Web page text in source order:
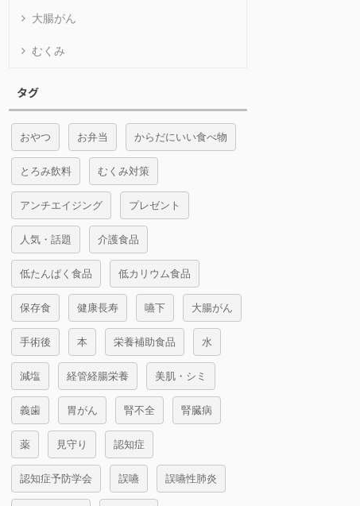
大腸がん
むくみ
タグ
おやつ お弁当 からだにいい食べ物
とろみ飲料 むくみ対策
アンチエイジング プレゼント
人気・話題 介護食品
低たんぱく食品 低カリウム食品
保存食 健康長寿 嚥下 大腸がん
手術後 本 栄養補助食品 水
減塩 経管経腸栄養 美肌・シミ
義歯 胃がん 腎不全 腎臓病
薬 見守り 認知症
認知症予防学会 誤嚥 誤嚥性肺炎